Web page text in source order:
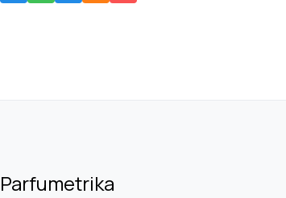
Parfumetrika